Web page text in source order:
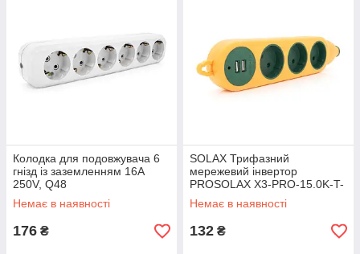
Колодка для подовжувача 6
гнізд із заземленням 16A
250V, Q48
Немає в наявності
176 ₴
SOLAX Трифазний
мережевий інвертор
PROSOLAX X3-PRO-15.0K-T-
D
Немає в наявності
132 ₴